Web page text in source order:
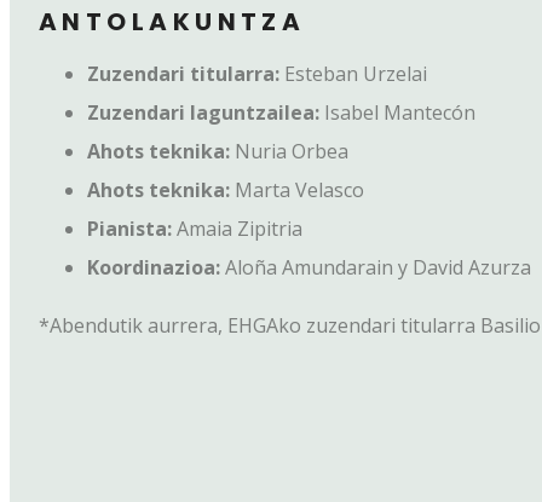
ANTOLAKUNTZA
Zuzendari titularra: Esteban Urzelai
Zuzendari laguntzailea: Isabel Mantecón
Ahots teknika: Nuria Orbea
Ahots teknika: Marta Velasco
Pianista:Amaia Zipitria
Koordinazioa:Aloña Amundarain y David Azurza
*Abendutik aurrera, EHGAko zuzendari titularra